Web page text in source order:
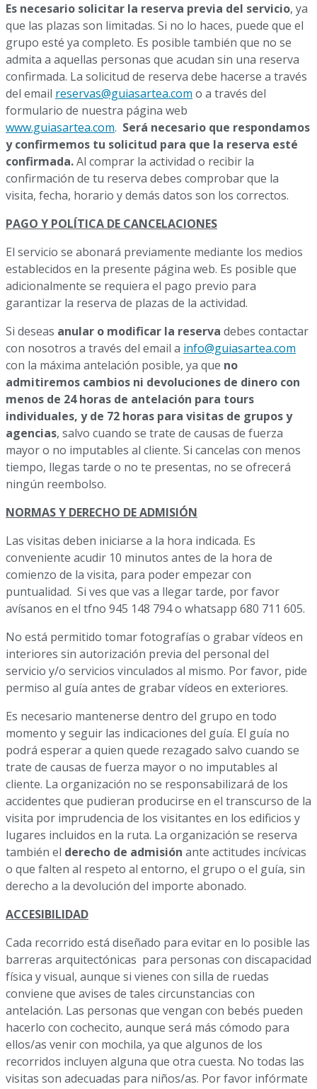
Es necesario solicitar la reserva previa del servicio, ya
que las plazas son limitadas. Si no lo haces, puede que el
grupo esté ya completo. Es posible también que no se
admita a aquellas personas que acudan sin una reserva
confirmada. La solicitud de reserva debe hacerse a través
del email reservas@guiasartea.com o a través del
formulario de nuestra página web
www.guiasartea.com. Será necesario que respondamos
y confirmemos tu solicitud para que la reserva esté
confirmada.Al comprar la actividad o recibir la
confirmación de tu reserva debes comprobar que la
visita, fecha, horario y demás datos son los correctos.
PAGO Y POLÍTICA DE CANCELACIONES
El servicio se abonará previamente mediante los medios
establecidos en la presente página web. Es posible que
adicionalmente se requiera el pago previo para
garantizar la reserva de plazas de la actividad.
Si deseas anular o modificar la reserva debes contactar
con nosotros a través del email a info@guiasartea.com
con la máxima antelación posible, ya que no
admitiremos cambios ni devoluciones de dinero con
menos de 24 horas de antelación para tours
individuales, y de 72 horas para visitas de grupos y
agencias, salvo cuando se trate de causas de fuerza
mayor o no imputables al cliente. Si cancelas con menos
tiempo, llegas tarde o no te presentas, no se ofrecerá
ningún reembolso.
NORMAS Y DERECHO DE ADMISIÓN
Las visitas deben iniciarse a la hora indicada. Es
conveniente acudir 10 minutos antes de la hora de
comienzo de la visita, para poder empezar con
puntualidad. Si ves que vas a llegar tarde, por favor
avísanos en el tfno 945 148 794 o whatsapp 680 711 605.
No está permitido tomar fotografías o grabar vídeos en
interiores sin autorización previa del personal del
servicio y/o servicios vinculados al mismo. Por favor, pide
permiso al guía antes de grabar vídeos en exteriores.
Es necesario mantenerse dentro del grupo en todo
momento y seguir las indicaciones del guía. El guía no
podrá esperar a quien quede rezagado salvo cuando se
trate de causas de fuerza mayor o no imputables al
cliente. La organización no se responsabilizará de los
accidentes que pudieran producirse en el transcurso de la
visita por imprudencia de los visitantes en los edificios y
lugares incluidos en la ruta. La organización se reserva
también el derecho de admisión ante actitudes incívicas
o que falten al respeto al entorno, el grupo o el guía, sin
derecho a la devolución del importe abonado.
ACCESIBILIDAD
Cada recorrido está diseñado para evitar en lo posible las
barreras arquitectónicas para personas con discapacidad
física y visual, aunque si vienes con silla de ruedas
conviene que avises de tales circunstancias con
antelación. Las personas que vengan con bebés pueden
hacerlo con cochecito, aunque será más cómodo para
ellos/as venir con mochila, ya que algunos de los
recorridos incluyen alguna que otra cuesta. No todas las
visitas son adecuadas para niños/as. Por favor infórmate